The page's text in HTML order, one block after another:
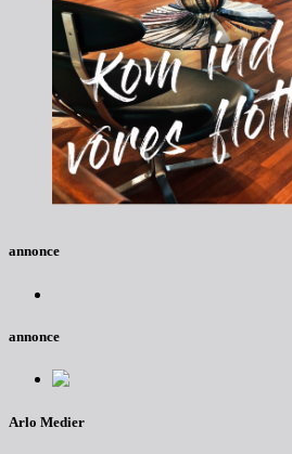
annonce
annonce
Arlo Medier